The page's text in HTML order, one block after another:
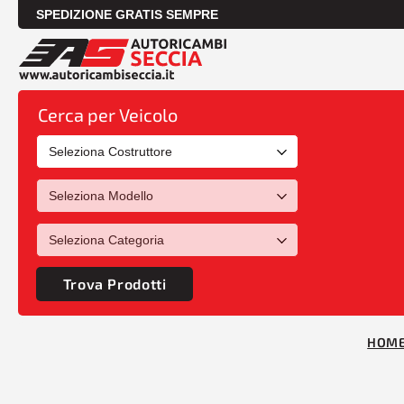
SPEDIZIONE GRATIS SEMPRE
Cerca per Veicolo
Trova Prodotti